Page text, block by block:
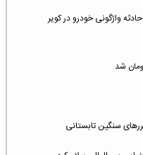
واژگونی خودرو در کویر
سنگین تابستانی